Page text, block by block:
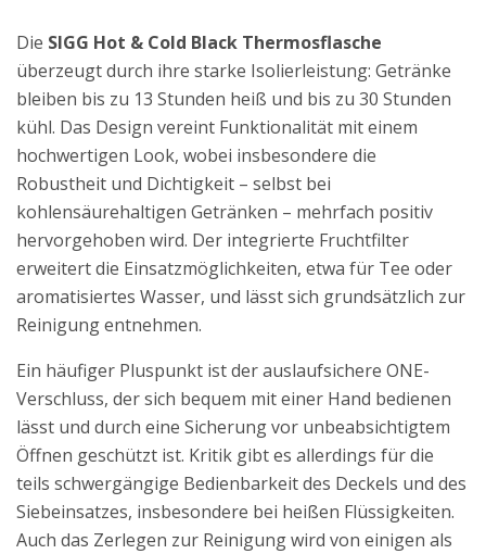
Die SIGG Hot & Cold Black Thermosflasche
überzeugt durch ihre starke Isolierleistung: Getränke
bleiben bis zu 13 Stunden heiß und bis zu 30 Stunden
kühl. Das Design vereint Funktionalität mit einem
hochwertigen Look, wobei insbesondere die
Robustheit und Dichtigkeit – selbst bei
kohlensäurehaltigen Getränken – mehrfach positiv
hervorgehoben wird. Der integrierte Fruchtfilter
erweitert die Einsatzmöglichkeiten, etwa für Tee oder
aromatisiertes Wasser, und lässt sich grundsätzlich zur
Reinigung entnehmen.
Ein häufiger Pluspunkt ist der auslaufsichere ONE-
Verschluss, der sich bequem mit einer Hand bedienen
lässt und durch eine Sicherung vor unbeabsichtigtem
Öffnen geschützt ist. Kritik gibt es allerdings für die
teils schwergängige Bedienbarkeit des Deckels und des
Siebeinsatzes, insbesondere bei heißen Flüssigkeiten.
Auch das Zerlegen zur Reinigung wird von einigen als